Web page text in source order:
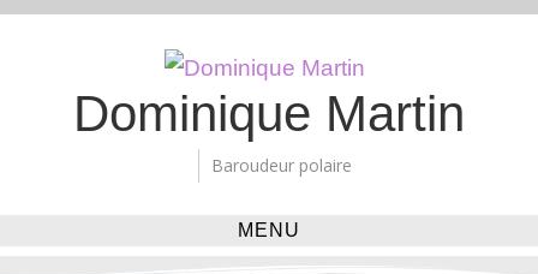
Dominique Martin
Baroudeur polaire
MENU